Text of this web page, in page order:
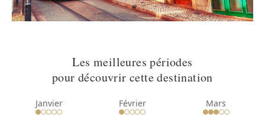
Les meilleures périodes
pour découvrir cette destination
Janvier Février Mars